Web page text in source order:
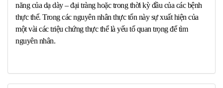
năng của dạ dày – đại tràng hoặc trong thời kỳ đầu của các bệnh
thực thể. Trong các nguyên nhân thực tổn này sự xuất hiện của
một vài các triệu chứng thực thể là yếu tố quan trọng để tìm
nguyên nhân.